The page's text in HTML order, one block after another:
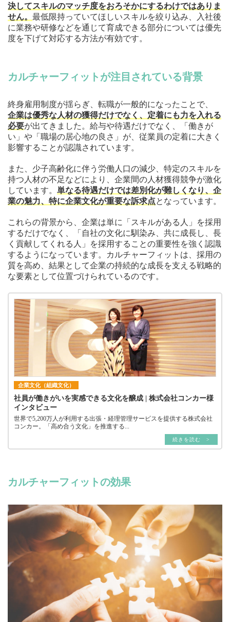
決してスキルのマッチ度をおろそかにするわけではありま
せん。 最低限持っていてほしいスキルを絞り込み、入社後
に業務や研修などを通じて育成できる部分については優先
度を下げて対応する方法が有効です。
カルチャーフィットが注目されている背景
終身雇用制度が揺らぎ、転職が一般的になったことで、
企業は優秀な人材の獲得だけでなく、定着にも力を入れる
必要が出てきました。給与や待遇だけでなく、「働きが
い」や「職場の居心地の良さ」が、従業員の定着に大きく
影響することが認識されています。
また、少子高齢化に伴う労働人口の減少、特定のスキルを
持つ人材の不足などにより、企業間の人材獲得競争が激化
しています。 単なる待遇だけでは差別化が難しくなり、企
業の魅力、特に企業文化が重要な訴求点となっています。
これらの背景から、企業は単に「スキルがある人」を採用
するだけでなく、「自社の文化に馴染み、共に成長し、長
く貢献してくれる人」を採用することの重要性を強く認識
するようになっています。カルチャーフィットは、採用の
質を高め、結果として企業の持続的な成長を支える戦略的
な要素として位置づけられているのです。
企業文化（組織文化）
社員が働きがいを実感できる文化を醸成 | 株式会社コンカー様
インタビュー
世界で5,200万人が利用する出張・経理管理サービスを提供する株式会社
コンカー。「高め合う文化」を推進する...
続きを読む >
カルチャーフィットの効果